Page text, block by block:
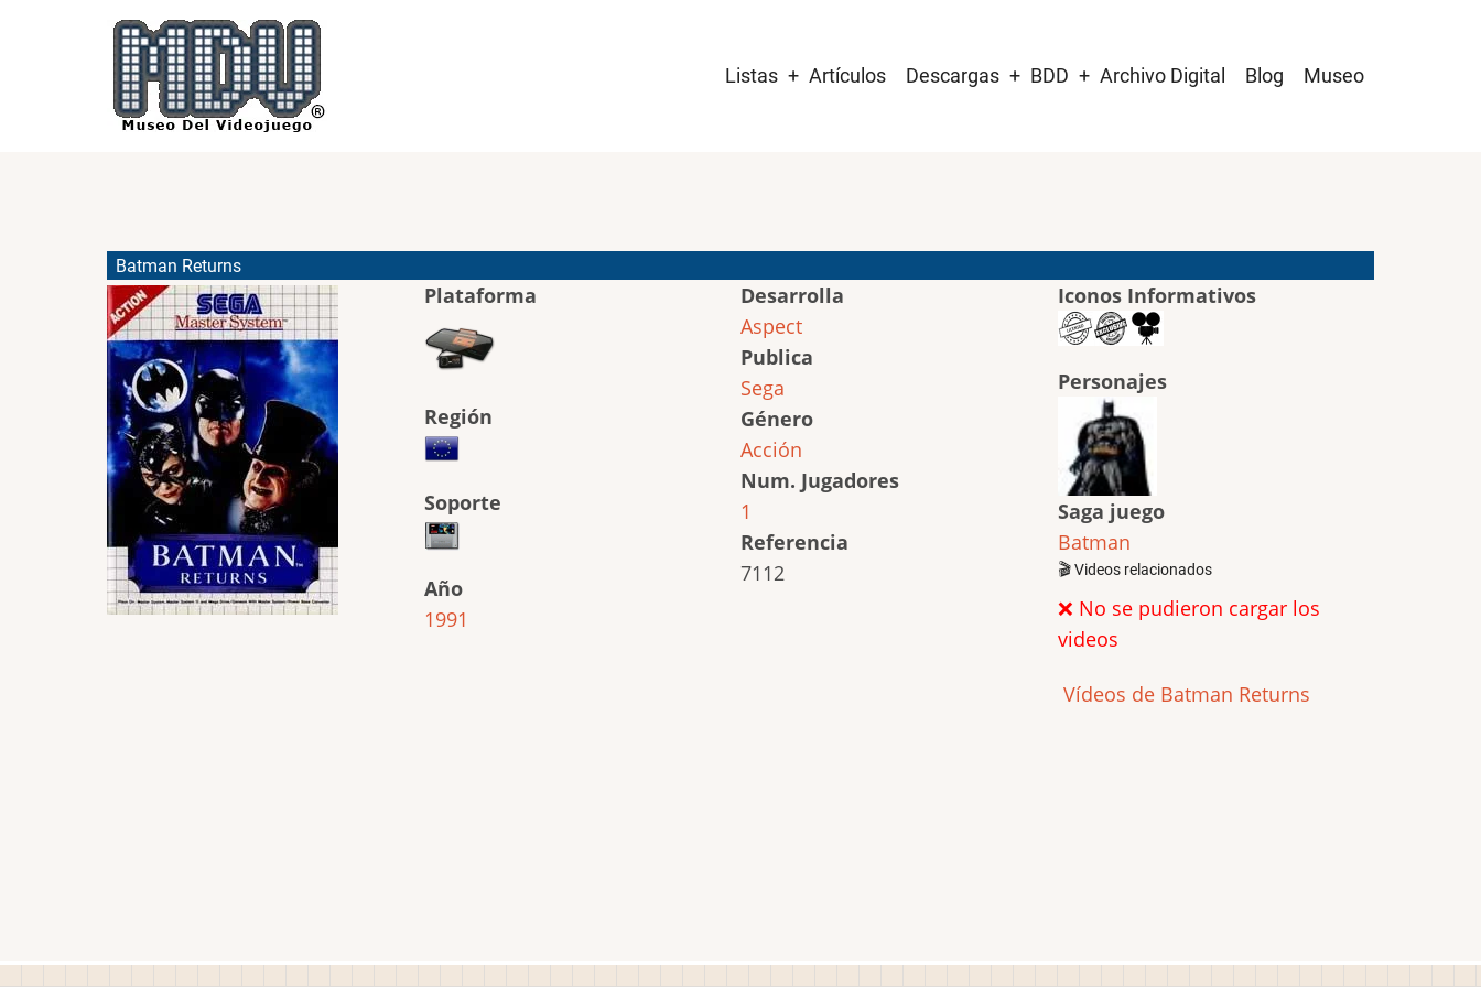
navigation
Listas Artículos Descargas BDD Archivo Digital Blog Museo
Batman Returns
Plataforma
Región
Soporte
Año
1991
Desarrolla
Aspect
Publica
Sega
Género
Acción
Num. Jugadores
1
Referencia
7112
Iconos Informativos
Personajes
Saga juego
Batman
🎬 Videos relacionados
❌ No se pudieron cargar los
videos
Vídeos de Batman Returns